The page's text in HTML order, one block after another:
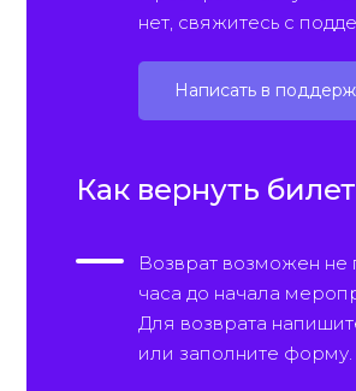
нет, свяжитесь с
Написать в
Как вернуть
Возврат возможен не
часа до начала
Для возврата
или заполните форму.